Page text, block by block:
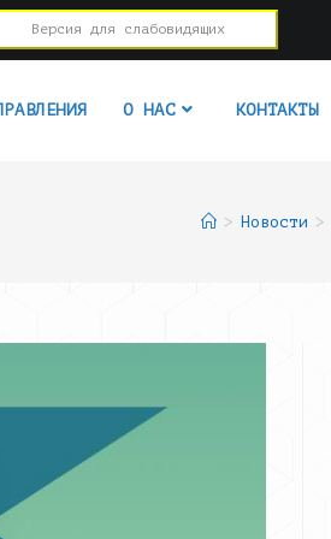
Версия для слабовидящих
О НАС КОНТАКТЫ
> Новости >